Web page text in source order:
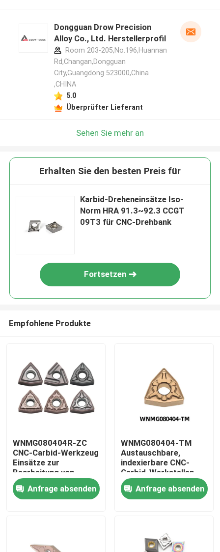
Startseite
VR Show
Dongguan Drow Precision
Alloy Co., Ltd. Herstellerprofil
Room 203-205,No.196,Huannan
Rd,Changan,Dongguan
City,Guangdong 523000,China
,CHINA
5.0
Überprüfter Lieferant
Sehen Sie mehr an
Erhalten Sie den besten Preis für
Karbid-Dreheneinsätze Iso-
Norm HRA 91.3~92.3 CCGT
09T3 für CNC-Drehbank
Fortsetzen
Empfohlene Produkte
WNMG080404R-ZC
CNC-Carbid-Werkzeug
Einsätze zur
Bearbeitung von
Edelstahl, Gusseisen,
Hochtemperaturlegierungen
und
Anfrage absenden
WNMG080404-TM
Austauschbare,
indexierbare CNC-
Carbid-Werkstellen
für
von
Anfrage absenden